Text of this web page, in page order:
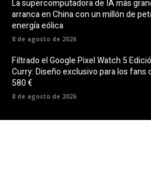
La supercomputadora de IA más
arranca en China con un millón de
energía eólica
8 de agosto de 2026
Filtrado el Google Pixel Watch 5
Curry: Diseño exclusivo para los fans
580 €
8 de agosto de 2026